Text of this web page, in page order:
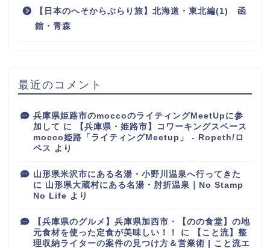
【日本のへそからぶらり旅】北海道・東北編(1) 函
館・青森
最近のコメント
兵庫県姫路市のmoccoのライティングMeetUpに参
加して に
【兵庫県・姫路市】コワーキングスペース
mocco姫路「ライティングMeetup」 - Ropeth/ロ
ペス より
山形県米沢市にある名湯・小野川温泉へ行ってきた
に 山形県大蔵村にある名湯・肘折温泉｜No Stamp
No Life より
【兵庫県のグルメ】兵庫県加西市・【のの食堂】の地
元食材を使った定食が美味しい！！
に
【こと流】整
理収納ライターの案件の見つけ方＆営業術 | こと流エ